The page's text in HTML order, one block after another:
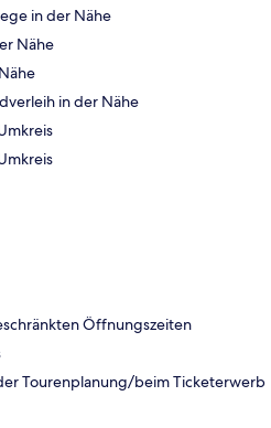
in der Nähe
Nähe
in der Nähe
Öffnungszeiten
Tourenplanung/beim Ticketerwerb